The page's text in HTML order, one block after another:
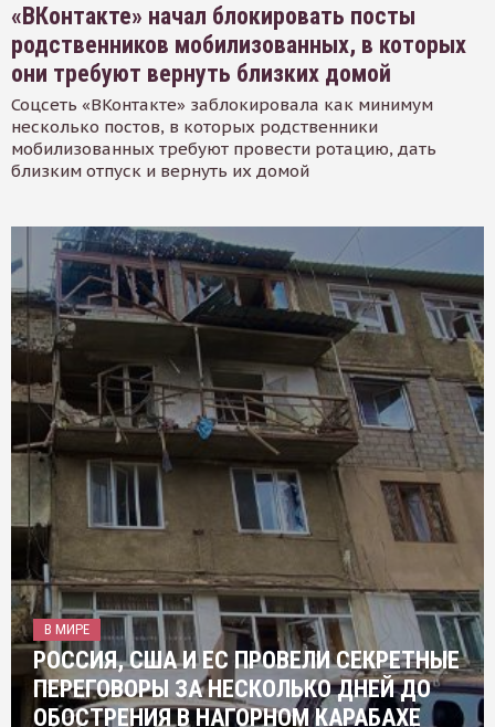
«ВКонтакте» начал блокировать посты
родственников мобилизованных, в которых
они требуют вернуть близких домой
Соцсеть «ВКонтакте» заблокировала как минимум
несколько постов, в которых родственники
мобилизованных требуют провести ротацию, дать
близким отпуск и вернуть их домой
В МИРЕ
РОССИЯ, США И ЕС ПРОВЕЛИ СЕКРЕТНЫЕ
ПЕРЕГОВОРЫ ЗА НЕСКОЛЬКО ДНЕЙ ДО
ОБОСТРЕНИЯ В НАГОРНОМ КАРАБАХЕ